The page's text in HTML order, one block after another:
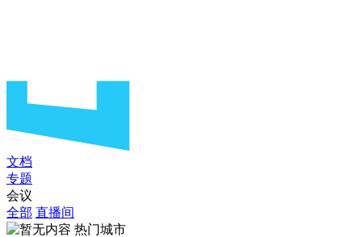
文档
专题
会议
全部 直播间
热门城市